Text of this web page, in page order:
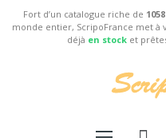
Fort d’un catalogue riche de
monde entier, ScripoFrance met à
déjà en stocket